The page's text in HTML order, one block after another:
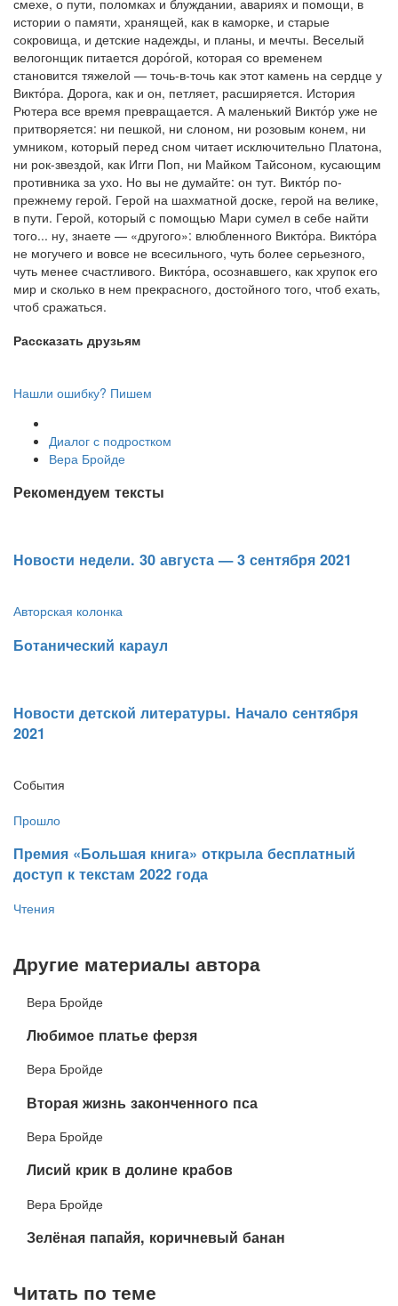
истории о памяти, хранящей, как в каморке, и старые
сокровища, и детские надежды, и планы, и мечты. Веселый
велогонщик питается доро́гой, которая со временем
становится тяжелой — точь-в-точь как этот камень на сердце у
Викто́ра. Дорога, как и он, петляет, расширяется. История
Рютера все время превращается. А маленький Викто́р уже не
притворяется: ни пешкой, ни слоном, ни розовым конем, ни
умником, который перед сном читает исключительно Платона,
ни рок-звездой, как Игги Поп, ни Майком Тайсоном, кусающим
противника за ухо. Но вы не думайте: он тут. Викто́р по-
прежнему герой. Герой на шахматной доске, герой на велике,
в пути. Герой, который с помощью Мари сумел в себе найти
того... ну, знаете — «другого»: влюбленного Викто́ра. Викто́ра
не могучего и вовсе не всесильного, чуть более серьезного,
чуть менее счастливого. Викто́ра, осознавшего, как хрупок его
мир и сколько в нем прекрасного, достойного того, чтоб ехать,
чтоб сражаться.
Рассказать друзьям
Нашли ошибку? Пишем
Диалог с подростком
Вера Бройде
Рекомендуем тексты
​Новости недели. 30 августа — 3 сентября 2021
Авторская колонка
​Ботанический караул
​Новости детской литературы. Начало сентября
2021
События
Прошло
​Премия «Большая книга» открыла бесплатный
доступ к текстам 2022 года
Чтения
Другие материалы автора
Вера Бройде
​Любимое платье ферзя
Вера Бройде
​Вторая жизнь законченного пса
Вера Бройде
​Лисий крик в долине крабов
Вера Бройде
Зелёная папайя, коричневый банан
Читать по теме